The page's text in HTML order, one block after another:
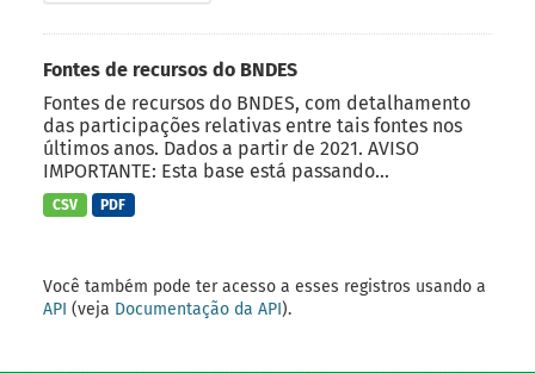
Fontes de recursos do BNDES
Fontes de recursos do BNDES, com detalhamento
das participações relativas entre tais fontes nos
últimos anos. Dados a partir de 2021. AVISO
IMPORTANTE: Esta base está passando...
CSV PDF
Você também pode ter acesso a esses registros usando a
API (veja Documentação da API).